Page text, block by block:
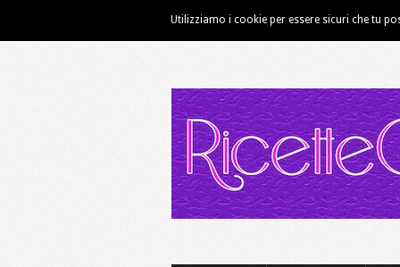
HOME CHI SIAMO CONTATTI
Utilizziamo i cookie per essere sicuri che tu